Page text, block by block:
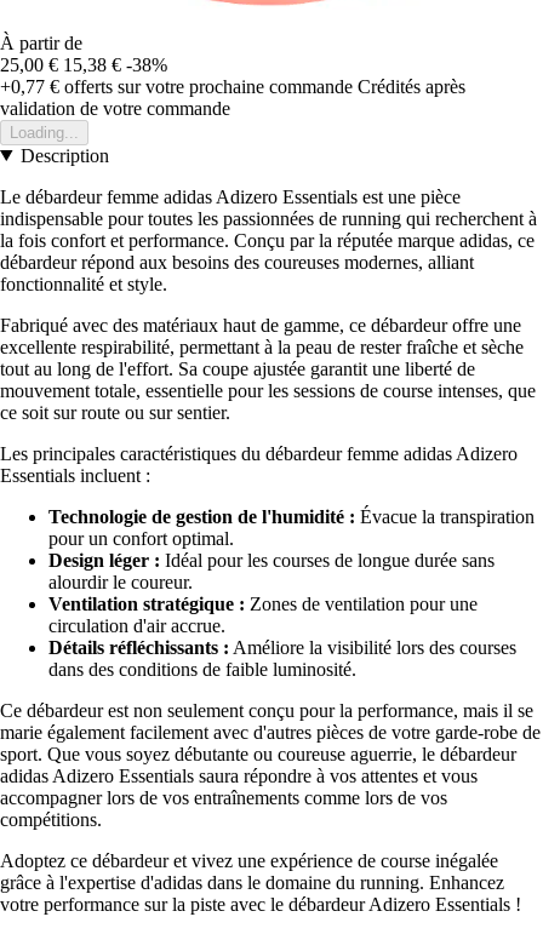
À partir de
25,00 € 15,38 € -38%
+0,77 € offerts sur votre prochaine commande Crédités après
validation de votre commande
Loading...
Description
Le débardeur femme adidas Adizero Essentials est une pièce
indispensable pour toutes les passionnées de running qui recherchent à
la fois confort et performance. Conçu par la réputée marque adidas, ce
débardeur répond aux besoins des coureuses modernes, alliant
fonctionnalité et style.
Fabriqué avec des matériaux haut de gamme, ce débardeur offre une
excellente respirabilité, permettant à la peau de rester fraîche et sèche
tout au long de l'effort. Sa coupe ajustée garantit une liberté de
mouvement totale, essentielle pour les sessions de course intenses, que
ce soit sur route ou sur sentier.
Les principales caractéristiques du débardeur femme adidas Adizero
Essentials incluent :
Technologie de gestion de l'humidité : Évacue la transpiration
pour un confort optimal.
Design léger : Idéal pour les courses de longue durée sans
alourdir le coureur.
Ventilation stratégique : Zones de ventilation pour une
circulation d'air accrue.
Détails réfléchissants : Améliore la visibilité lors des courses
dans des conditions de faible luminosité.
Ce débardeur est non seulement conçu pour la performance, mais il se
marie également facilement avec d'autres pièces de votre garde-robe de
sport. Que vous soyez débutante ou coureuse aguerrie, le débardeur
adidas Adizero Essentials saura répondre à vos attentes et vous
accompagner lors de vos entraînements comme lors de vos
compétitions.
Adoptez ce débardeur et vivez une expérience de course inégalée
grâce à l'expertise d'adidas dans le domaine du running. Enhancez
votre performance sur la piste avec le débardeur Adizero Essentials !